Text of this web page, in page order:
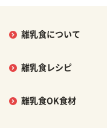
離乳食について
離乳食レシピ
離乳食OK食材